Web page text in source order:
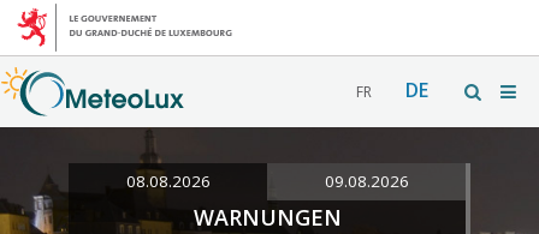
FR DE
08.08.2026 09.08.2026
WARNUNGEN